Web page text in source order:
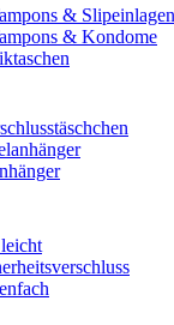
& Slipeinlagen
& Kondome